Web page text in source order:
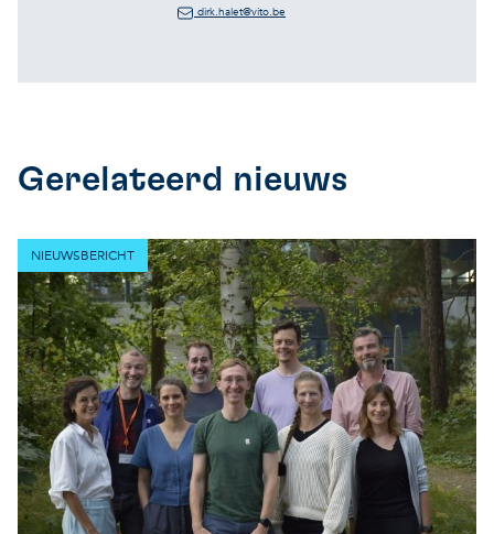
dirk.halet@vito.be
Gerelateerd nieuws
NIEUWSBERICHT